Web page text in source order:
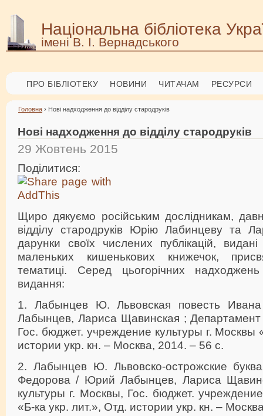
Національна бібліотека
імені В. І. Вернадського
ПРО БІБЛІОТЕКУ НОВИНИ ЧИТАЧАМ РЕСУРСИ
Головна › Нові надходження до відділу стародруків
Нові надходження до відділу стародруків
29 Жовтень 2015
Поділитися:
Щиро дякуємо російським дослідникам,
відділу стародруків Юрію Лабинцеву та
дарунки своїх числених публікацій,
маленьких кишенькових книжечок,
тематиці. Серед цьогорічних надходжень
видання:
1. Лабынцев Ю. Львовская повесть
Лабынцев, Лариса Щавинская ; Департамент
Гос. бюджет. учреждение культуры г. Москвы
истории укр. кн. – Москва, 2014. – 56 с.
2. Лабынцев Ю. Львовско-острожские
Федорова / Юрий Лабынцев, Лариса
культуры г. Москвы, Гос. бюджет.
«Б-ка укр. лит.», Отд. истории укр. кн. –